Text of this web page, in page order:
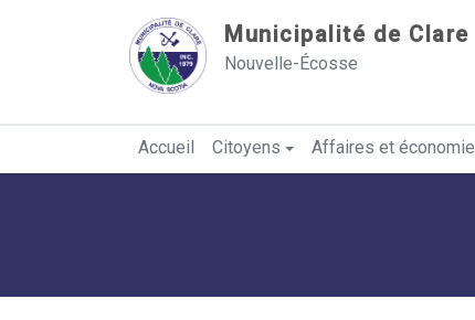
Municipalité de Clare
Nouvelle-Écosse
Accueil Citoyens Affaires et économie